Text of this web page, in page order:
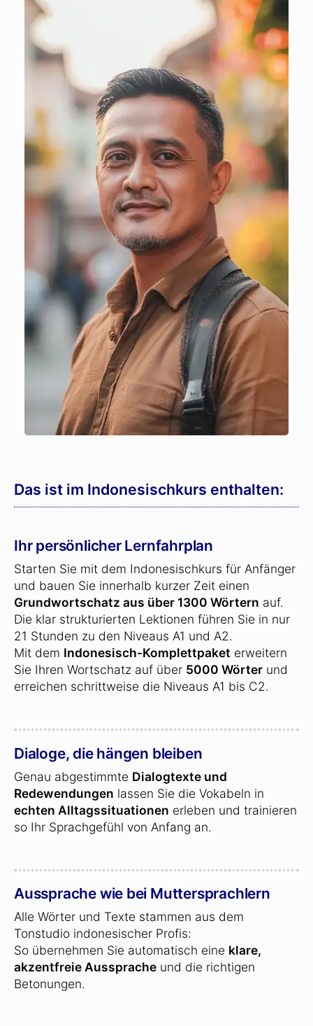
Das ist im Indonesischkurs enthalten:
Ihr persönlicher Lernfahrplan
Starten Sie mit dem Indonesischkurs für Anfänger
und bauen Sie innerhalb kurzer Zeit einen
Grundwortschatz aus über 1300 Wörtern auf.
Die klar strukturierten Lektionen führen Sie in nur
21 Stunden zu den Niveaus A1 und A2.
Mit dem Indonesisch-Komplettpaket erweitern
Sie Ihren Wortschatz auf über 5000 Wörter und
erreichen schrittweise die Niveaus A1 bis C2.
Dialoge, die hängen bleiben
Genau abgestimmte Dialogtexte und
Redewendungen lassen Sie die Vokabeln in
echten Alltagssituationen erleben und trainieren
so Ihr Sprachgefühl von Anfang an.
Aussprache wie bei Muttersprachlern
Alle Wörter und Texte stammen aus dem
Tonstudio indonesischer Profis:
So übernehmen Sie automatisch eine klare,
akzentfreie Aussprache und die richtigen
Betonungen.